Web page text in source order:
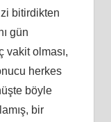
bitirdikten
gün
vakit olması,
herkes
böyle
bir